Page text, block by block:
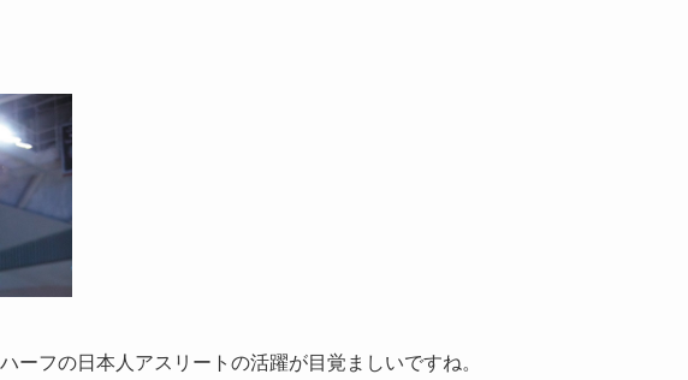
ーフの日本人アスリートの活躍が目覚ましいですね。